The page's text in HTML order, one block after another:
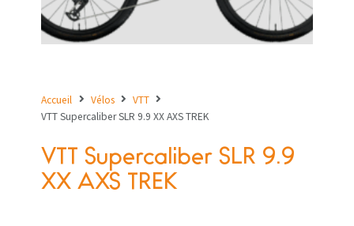
Accueil Vélos
VTT
VTT Supercaliber SLR 9.9 XX AXS TREK
VTT Supercaliber SLR 9.9
XX AXS TREK